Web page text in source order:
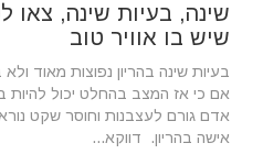
שינה, בעיות שינה, צאו
שיש בו אוויר טוב
בעיות שינה בהריון נפוצות מאוד
אם כי אז המצב בהחלט יכול
אדם גורם לעצבנות וחוסר שקט
אישה בהריון. דווקא...